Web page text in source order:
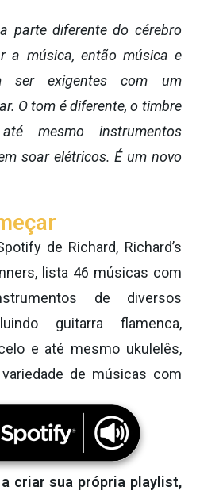
parte diferente do cérebro
a música, então música e
ser exigentes com um
O tom é diferente, o timbre
mesmo instrumentos
soar elétricos. É um novo
de Richard, Richard’s
, lista 46 músicas com
de diversos
guitarra flamenca,
e até mesmo ukulelês,
de músicas com
criar sua própria playlist,